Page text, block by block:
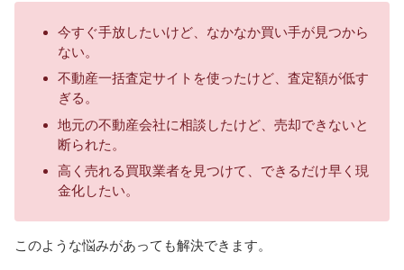
今すぐ手放したいけど、なかなか買い手が見つから
ない。
不動産一括査定サイトを使ったけど、査定額が低す
ぎる。
地元の不動産会社に相談したけど、売却できないと
断られた。
高く売れる買取業者を見つけて、できるだけ早く現
金化したい。
このような悩みがあっても解決できます。